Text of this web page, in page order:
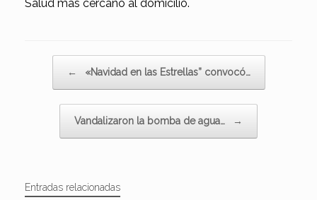
Salud más cercano al domicilio.
← «Navidad en las Estrellas” convocó…
Vandalizaron la bomba de agua… →
Entradas relacionadas